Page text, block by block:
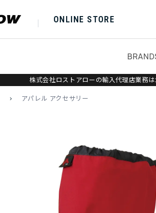
ONLINE STORE
株式会社ロストアローの輸入代理店業務
> アパレル アクセサリー